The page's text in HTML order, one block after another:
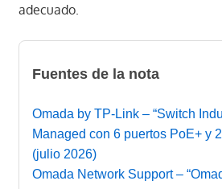
adecuado.
Fuentes de la nota
Omada by TP-Link – “Switch
Managed con 6 puertos PoE+ y
(julio 2026)
Omada Network Support –